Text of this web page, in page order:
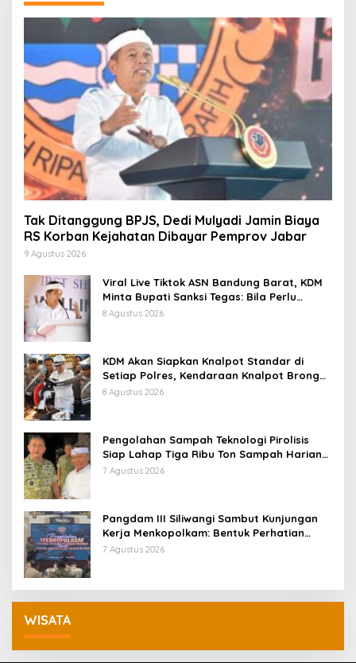
Tak Ditanggung BPJS, Dedi Mulyadi Jamin Biaya
RS Korban Kejahatan Dibayar Pemprov Jabar
9 Agustus 2026
Viral Live Tiktok ASN Bandung Barat, KDM
Minta Bupati Sanksi Tegas: Bila Perlu
Pemberhentian
8 Agustus 2026
KDM Akan Siapkan Knalpot Standar di
Setiap Polres, Kendaraan Knalpot Brong
Tertangkap Langsung Ganti
8 Agustus 2026
Pengolahan Sampah Teknologi Pirolisis
Siap Lahap Tiga Ribu Ton Sampah Harian
Jawa Barat
7 Agustus 2026
Pangdam III Siliwangi Sambut Kunjungan
Kerja Menkopolkam: Bentuk Perhatian
Pemerintah
7 Agustus 2026
WISATA